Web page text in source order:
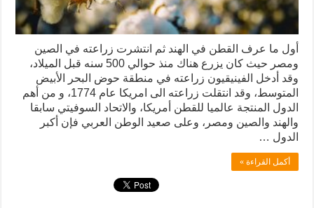
أول ما عرف القطن في الهند ثم انتشرت زراعته في الصين
ومصر حيث كان يزرع هناك منذ حوالي 500 سنه قبل الميلاد،
وقد أدخل الفينيقيون زراعته في منطقة حوض البحر الأبيض
المتوسط، وقد انتقلت زراعته الى امريكا عام 1774، و من أهم
الدول المنتجة عالميا للقطن أمريكا، والاتحاد السوفيتي سابقا
والهند والصين ومصر، وعلى صعيد الوطن العربي فإن أكبر
الدول …
أكمل القراءة »